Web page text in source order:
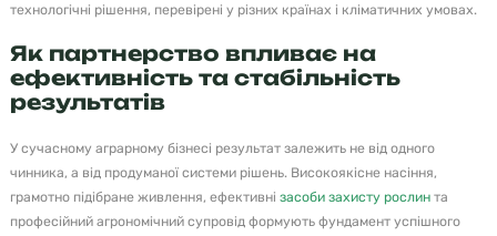
технологічні рішення, перевірені у різних країнах і кліматичних умовах.
Як партнерство впливає на
ефективність та стабільність
результатів
У сучасному аграрному бізнесі результат залежить не від одного
чинника, а від продуманої системи рішень. Високоякісне насіння,
грамотно підібране живлення, ефективні засоби захисту рослинта
професійний агрономічний супровід формують фундамент успішного